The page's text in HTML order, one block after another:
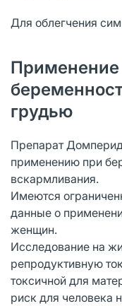
Для облегчения
Применение
грудью
Препарат
применению при
вскармливания.
Имеются
данные о
женщин.
Исследование на
репродуктивную
токсичной для
риск для человека